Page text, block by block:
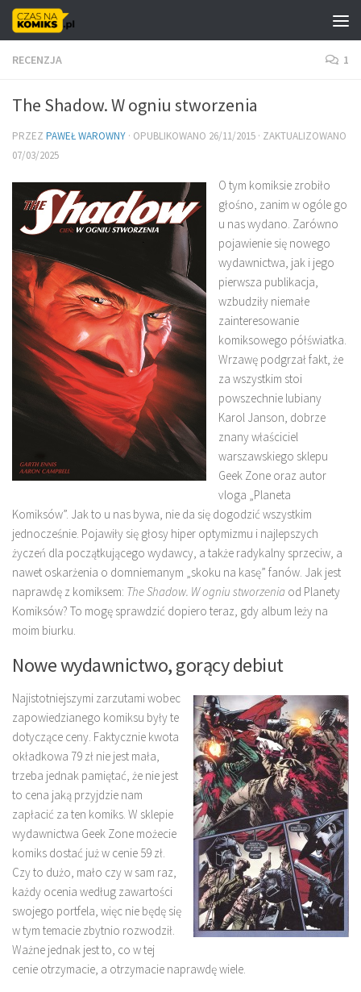
Skip to content
RECENZJA 1
The Shadow. W ogniu stworzenia
PRZEZ PAWEŁ WAROWNY · OPUBLIKOWANO 26/11/2015 · ZAKTUALIZOWANO
07/03/2025
O tym komiksie zrobiło
głośno, zanim w ogóle go
u nas wydano. Zarówno
pojawienie się nowego
wydawnictwa, jak i jego
pierwsza publikacja,
wzbudziły niemałe
zainteresowanie
komiksowego półświatka.
Wrzawę podgrzał fakt, że
za wszystkim stoi
powszechnie lubiany
Karol Janson, dobrze
znany właściciel
warszawskiego sklepu
Geek Zone oraz autor
vloga „Planeta
Komiksów”. Jak to u nas bywa, nie da się dogodzić wszystkim
jednocześnie. Pojawiły się głosy hiper optymizmu i najlepszych
życzeń dla początkującego wydawcy, a także radykalny sprzeciw, a
nawet oskarżenia o domniemanym „skoku na kasę” fanów. Jak jest
naprawdę z komiksem: The Shadow. W ogniu stworzenia od Planety
Komiksów? To mogę sprawdzić dopiero teraz, gdy album leży na
moim biurku.
Nowe wydawnictwo, gorący debiut
Najistotniejszymi zarzutami wobec
zapowiedzianego komiksu były te
dotyczące ceny. Faktycznie kwota
okładkowa 79 zł nie jest mała,
trzeba jednak pamiętać, że nie jest
to cena jaką przyjdzie nam
zapłacić za ten komiks. W sklepie
wydawnictwa Geek Zone możecie
komiks dostać już w cenie 59 zł.
Czy to dużo, mało czy w sam raz,
każdy ocenia według zawartości
swojego portfela, więc nie będę się
w tym temacie zbytnio rozwodził.
Ważne jednak jest to, co w tej
cenie otrzymacie, a otrzymacie naprawdę wiele.